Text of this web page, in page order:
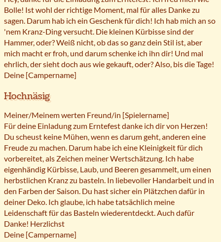
Bolle! Ist wohl der richtige Moment, mal für alles Danke zu
sagen. Darum hab ich ein Geschenk für dich! Ich hab mich an so
'nem Kranz-Ding versucht. Die kleinen Kürbisse sind der
Hammer, oder? Weiß nicht, ob das so ganz dein Stil ist, aber
mich macht er froh, und darum schenke ich ihn dir! Und mal
ehrlich, der sieht doch aus wie gekauft, oder? Also, bis die Tage!
Deine [Campername]
Hochnäsig
Meiner/Meinem werten Freund/in [Spielername]
Für deine Einladung zum Erntefest danke ich dir von Herzen!
Du scheust keine Mühen, wenn es darum geht, anderen eine
Freude zu machen. Darum habe ich eine Kleinigkeit für dich
vorbereitet, als Zeichen meiner Wertschätzung. Ich habe
eigenhändig Kürbisse, Laub, und Beeren gesammelt, um einen
herbstlichen Kranz zu basteln. In liebevoller Handarbeit und in
den Farben der Saison. Du hast sicher ein Plätzchen dafür in
deiner Deko. Ich glaube, ich habe tatsächlich meine
Leidenschaft für das Basteln wiederentdeckt. Auch dafür
Danke! Herzlichst
Deine [Campername]